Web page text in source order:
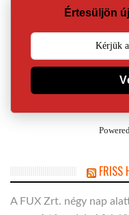
Értesüljön
FRISS
A FUX Zrt. négy nap